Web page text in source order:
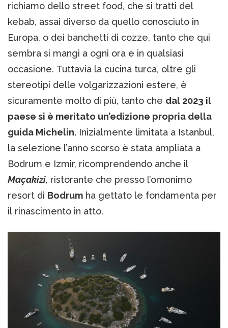
richiamo dello street food, che si tratti del
kebab, assai diverso da quello conosciuto in
Europa, o dei banchetti di cozze, tanto che qui
sembra si mangi a ogni ora e in qualsiasi
occasione. Tuttavia la cucina turca, oltre gli
stereotipi delle volgarizzazioni estere, è
sicuramente molto di più, tanto che dal 2023 il
paese si è meritato un’edizione propria della
guida Michelin. Inizialmente limitata a Istanbul,
la selezione l’anno scorso è stata ampliata a
Bodrum e Izmir, ricomprendendo anche il
Maçakizi, ristorante che presso l’omonimo
resort di Bodrum ha gettato le fondamenta per
il rinascimento in atto.